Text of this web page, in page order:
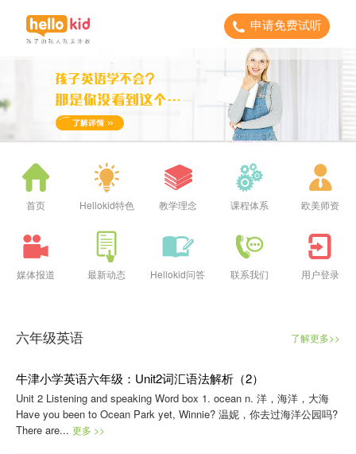
申请免费试听
首页 Hellokid特色 教学理念 课程体系 欧美师资
媒体报道 最新动态 Hellokid问答 联系我们 用户登录
六年级英语 了解更多>>
牛津小学英语六年级：Unit2词汇语法解析（2）
Unit 2 Listening and speaking Word box 1. ocean n. 洋，海洋，大海
Have you been to Ocean Park yet, Winnie? 温妮，你去过海洋公园吗?
There are... 更多 >>